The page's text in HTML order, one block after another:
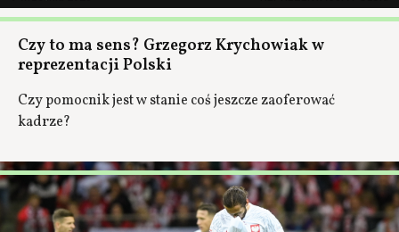
Czy to ma sens? Grzegorz Krychowiak w
reprezentacji Polski
Czy pomocnik jest w stanie coś jeszcze zaoferować
kadrze?